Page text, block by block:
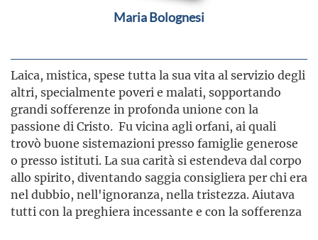
Maria Bolognesi
Laica, mistica, spese tutta la sua vita al servizio degli
altri, specialmente poveri e malati, sopportando
grandi sofferenze in profonda unione con la
passione di Cristo. Fu vicina agli orfani, ai quali
trovò buone sistemazioni presso famiglie generose
o presso istituti. La sua carità si estendeva dal corpo
allo spirito, diventando saggia consigliera per chi era
nel dubbio, nell'ignoranza, nella tristezza. Aiutava
tutti con la preghiera incessante e con la sofferenza